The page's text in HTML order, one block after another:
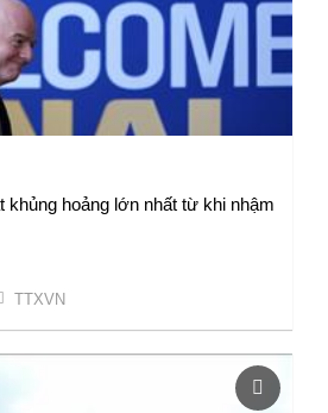
khủng hoảng lớn nhất từ khi nhậm
TTXVN